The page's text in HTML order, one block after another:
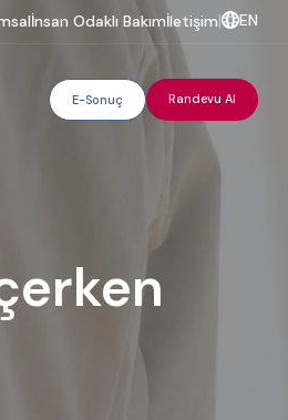
İnsan Odaklı Bakımİletişim| EN
E-Sonuç Randevu Al